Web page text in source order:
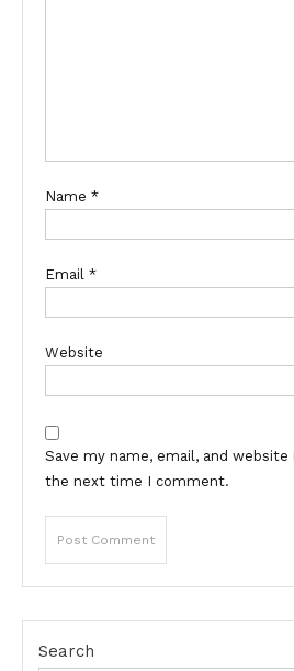
Name *
Email *
Website
Save my name, email, and
the next time I comment.
Search